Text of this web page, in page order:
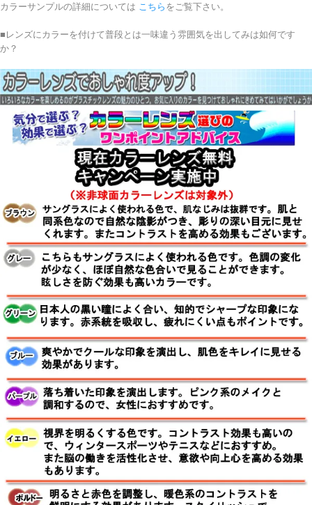
カラーサンプルの詳細については こちら をご覧下さい。
■レンズにカラーを付けて普段とは一味違う雰囲気を出してみは如何です
か？